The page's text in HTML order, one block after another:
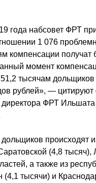
года набсовет ФРТ
1 076
компенсации получат
момент
тысячам
рублей», — цитируют
директора ФРТ
происходят
(4,8 тысяч),
а также из
(4,1 тысячи) и